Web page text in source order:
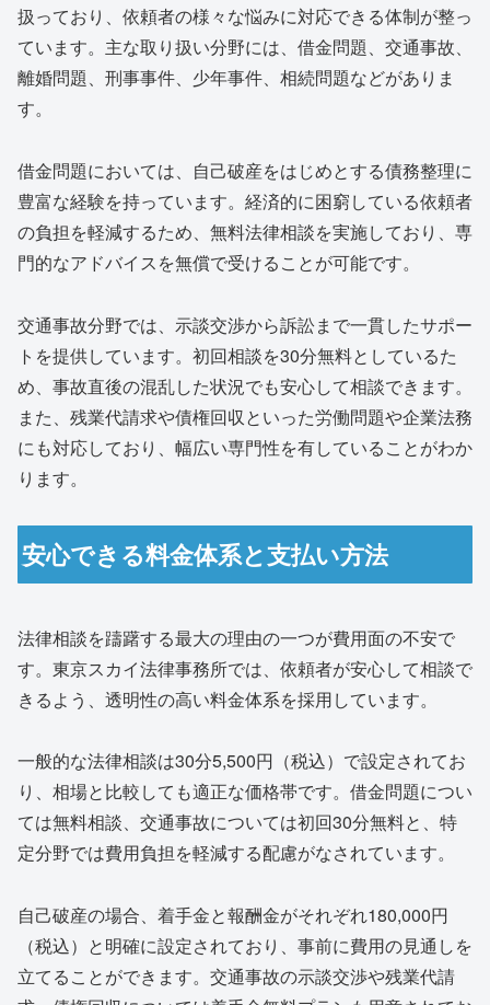
扱っており、依頼者の様々な悩みに対応できる体制が整っ
ています。主な取り扱い分野には、借金問題、交通事故、
離婚問題、刑事事件、少年事件、相続問題などがありま
す。
借金問題においては、自己破産をはじめとする債務整理に
豊富な経験を持っています。経済的に困窮している依頼者
の負担を軽減するため、無料法律相談を実施しており、専
門的なアドバイスを無償で受けることが可能です。
交通事故分野では、示談交渉から訴訟まで一貫したサポー
トを提供しています。初回相談を30分無料としているた
め、事故直後の混乱した状況でも安心して相談できます。
また、残業代請求や債権回収といった労働問題や企業法務
にも対応しており、幅広い専門性を有していることがわか
ります。
安心できる料金体系と支払い方法
法律相談を躊躇する最大の理由の一つが費用面の不安で
す。東京スカイ法律事務所では、依頼者が安心して相談で
きるよう、透明性の高い料金体系を採用しています。
一般的な法律相談は30分5,500円（税込）で設定されてお
り、相場と比較しても適正な価格帯です。借金問題につい
ては無料相談、交通事故については初回30分無料と、特
定分野では費用負担を軽減する配慮がなされています。
自己破産の場合、着手金と報酬金がそれぞれ180,000円
（税込）と明確に設定されており、事前に費用の見通しを
立てることができます。交通事故の示談交渉や残業代請